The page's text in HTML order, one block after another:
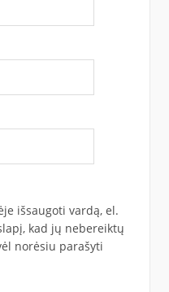
išsaugoti vardą, el.
kad jų nebereiktų
norėsiu parašyti